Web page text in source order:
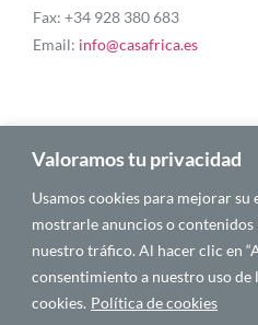
Valoramos tu privacidad
Usamos cookies para mejorar su
mostrarle anuncios o
nuestro tráfico. Al hacer clic en
consentimiento a nuestro uso de
cookies. Política de cookies
Fax: +34 928 380 683
Email: info@casafrica.es
Blog
Quiénes somos
Autores
Español